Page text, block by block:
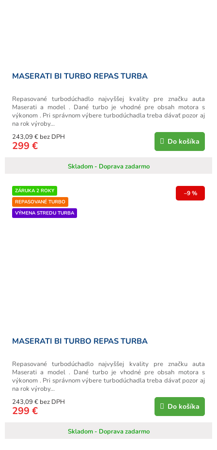
MASERATI BI TURBO REPAS TURBA
Skladom - Doprava zadarmo
243,09 € bez DPH
299 € Do košíka
Repasované turbodúchadlo najvyššej kvality pre značku auta
Maserati a model . Dané turbo je vhodné pre obsah motora s
výkonom . Pri správnom výbere turbodúchadla treba dávať pozor aj
na rok výroby...
ZÁRUKA 2 ROKY
REPASOVANÉ TURBO
VÝMENA STREDU TURBA
–9 %
MASERATI BI TURBO REPAS TURBA
Skladom - Doprava zadarmo
243,09 € bez DPH
299 € Do košíka
Repasované turbodúchadlo najvyššej kvality pre značku auta
Maserati a model . Dané turbo je vhodné pre obsah motora s
výkonom . Pri správnom výbere turbodúchadla treba dávať pozor aj
na rok výroby...